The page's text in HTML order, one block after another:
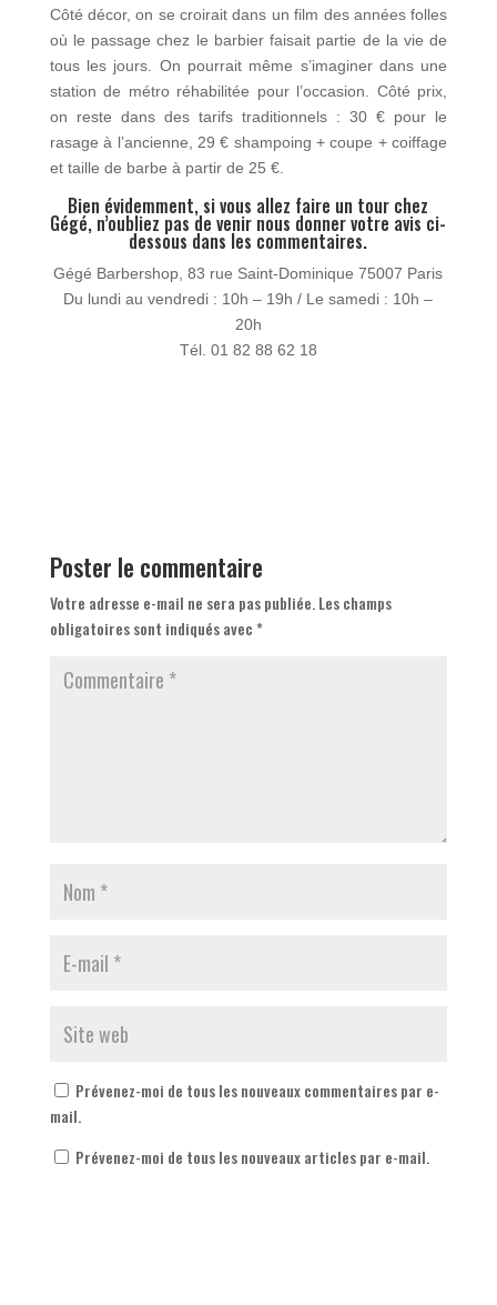
Côté décor, on se croirait dans un film des années folles
où le passage chez le barbier faisait partie de la vie de
tous les jours. On pourrait même s’imaginer dans une
station de métro réhabilitée pour l’occasion. Côté prix,
on reste dans des tarifs traditionnels : 30 € pour le
rasage à l’ancienne, 29 € shampoing + coupe + coiffage
et taille de barbe à partir de 25 €.
Bien évidemment, si vous allez faire un tour chez
Gégé, n’oubliez pas de venir nous donner votre avis ci-
dessous dans les commentaires.
Gégé Barbershop, 83 rue Saint-Dominique 75007 Paris
Du lundi au vendredi : 10h – 19h / Le samedi : 10h –
20h
Tél. 01 82 88 62 18
Poster le commentaire
Votre adresse e-mail ne sera pas publiée. Les champs
obligatoires sont indiqués avec*
Prévenez-moi de tous les nouveaux commentaires par e-
mail.
Prévenez-moi de tous les nouveaux articles par e-mail.